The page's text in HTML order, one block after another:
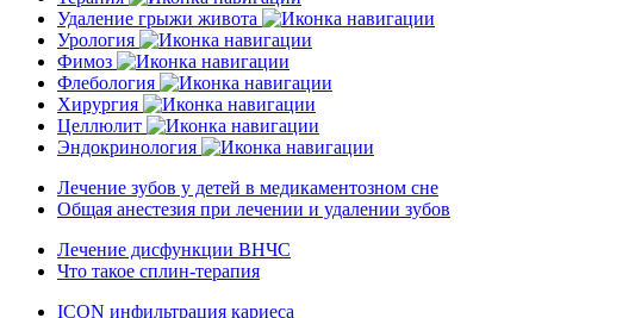
Удаление грыжи живота
Урология
Фимоз
Флебология
Хирургия
Целлюлит
Эндокринология
Лечение зубов у детей в медикаментозном сне
Общая анестезия при лечении и удалении зубов
Лечение дисфункции ВНЧС
Что такое сплин-терапия
ICON инфильтрация кариеса